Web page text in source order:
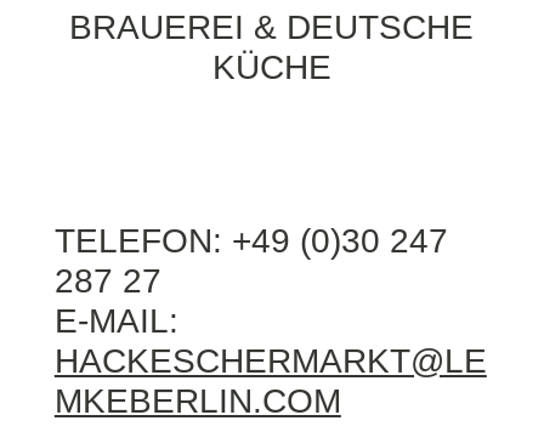
BRAUEREI & DEUTSCHE
KÜCHE
TELEFON: +49 (0)30 247
287 27
E-MAIL:
HACKESCHERMARKT@LE
MKEBERLIN.COM